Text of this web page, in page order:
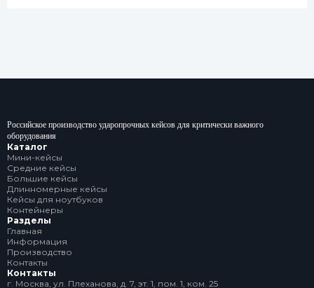
Российское производство ударопрочных кейсов для критически важного
оборудования
Каталог
Мини-кейсы
Средние кейсы
Большие кейсы
Длинномерные кейсы
Кейсы для ноутбуков
Контейнеры
Разделы
Главная
Информация
Производство
Контакты
Контакты
г. Москва, ул. Плеханова, д. 7, эт. 1, пом. 1, ком. 25